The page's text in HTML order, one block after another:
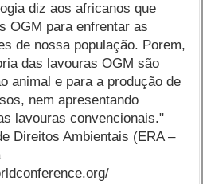
diz aos africanos que
OGM para enfrentar as
de nossa população. Porem,
das lavouras OGM são
animal e para a produção de
nem apresentando
lavouras convencionais."
Direitos Ambientais (ERA –